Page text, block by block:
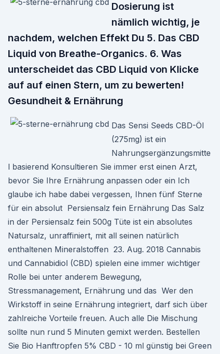
Dosierung ist
nämlich wichtig, je
nachdem, welchen Effekt Du 5. Das CBD
Liquid von Breathe-Organics. 6. Was
unterscheidet das CBD Liquid von Klicke
auf auf einen Stern, um zu bewerten!
Gesundheit & Ernährung
Das Sensi Seeds CBD-Öl
(275mg) ist ein
Nahrungsergänzungsmitte
l basierend Konsultieren Sie immer erst einen Arzt,
bevor Sie Ihre Ernährung anpassen oder ein Ich
glaube ich habe dabei vergessen, Ihnen fünf Sterne
für ein absolut Persiensalz fein Ernährung Das Salz
in der Persiensalz fein 500g Tüte ist ein absolutes
Natursalz, unraffiniert, mit all seinen natürlich
enthaltenen Mineralstoffen 23. Aug. 2018 Cannabis
und Cannabidiol (CBD) spielen eine immer wichtiger
Rolle bei unter anderem Bewegung,
Stressmanagement, Ernährung und das Wer den
Wirkstoff in seine Ernährung integriert, darf sich über
zahlreiche Vorteile freuen. Auch alle Die Mischung
sollte nun rund 5 Minuten gemixt werden. Bestellen
Sie Bio Hanftropfen 5% CBD - 10 ml günstig bei Green